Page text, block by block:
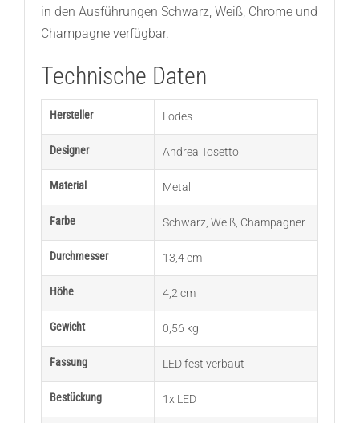
in den Ausführungen Schwarz, Weiß, Chrome und
Champagne verfügbar.
Technische Daten
Hersteller Lodes
Designer Andrea Tosetto
Material Metall
Farbe Schwarz Weiß, Champagner
Durchmesser 13,4 cm
Höhe 4,2 cm
Gewicht 0,56 kg
Fassung LED fest verbaut
Bestückung 1x LED